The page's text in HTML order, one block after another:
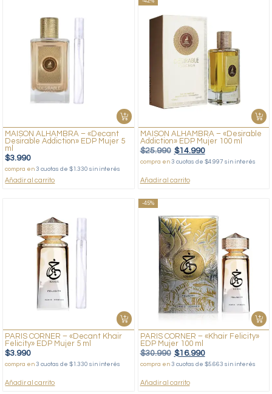
MAISON ALHAMBRA – «Decant
Desirable Addiction» EDP Mujer 5
ml
$3.990
compra en3 cuotas de $1.330 sin interés
Añadir al carrito
MAISON ALHAMBRA – «Desirable
Addiction» EDP Mujer 100 ml
$25.990 $14.990
compra en 3 cuotas de $4.997 sin interés
Añadir al carrito
PARIS CORNER – «Decant Khair
Felicity» EDP Mujer 5 ml
$3.990
compra en3 cuotas de $1.330 sin interés
Añadir al carrito
-45%
PARIS CORNER – «Khair Felicity»
EDP Mujer 100 ml
$30.990 $16.990
compra en 3 cuotas de $5.663 sin interés
Añadir al carrito